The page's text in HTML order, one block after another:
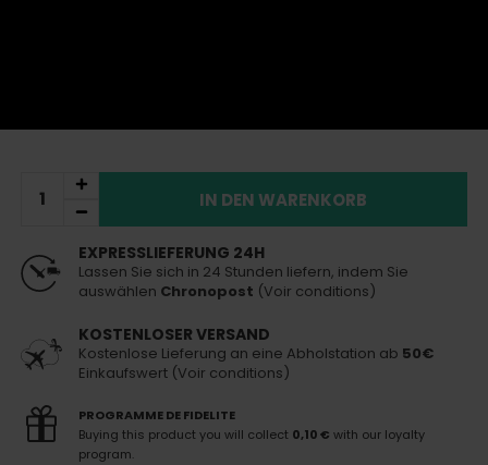
IN DEN WARENKORB
EXPRESSLIEFERUNG 24H
Lassen Sie sich in 24 Stunden liefern, indem Sie
auswählen Chronopost (Voir conditions)
KOSTENLOSER VERSAND
Kostenlose Lieferung an eine Abholstation ab 50€
Einkaufswert (Voir conditions)
PROGRAMME DE FIDELITE
Buying this product you will collect 0,10 € with our loyalty
program.